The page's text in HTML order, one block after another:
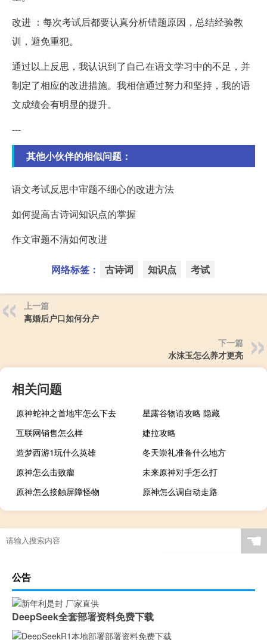
改进 ：每次考试后都要认真分析错题原因，总结经验教
训，避免重犯。
通过以上反思，我认识到了自己在语文学习中的不足，并
制定了相应的改进措施。我相信通过努力和坚持，我的语
文成绩会有明显的提升。
---
其他小伙伴的相似问题：
语文考试反思中审题不细心的改进方法
如何提高古诗词知识点的掌握
作文审题不清如何改进
网络标签： 古诗词 知识点 考试
上一篇
离婚后户口如何分户
下一篇
水沫玉怎么养才更亮
相关问题
原神蛇神之首地牢怎么下去
星露谷物语攻略 隐藏
互联网销售怎么样
婕拉攻略
造梦西游1玩什么英雄
冬天崇礼准备什么地方
原神怎么击败瘤
未来原神对手怎么打
原神怎么接触屏障怪物
原神怎么调自动走路
☚
公告
DeepSeek全套部署资料免费下载